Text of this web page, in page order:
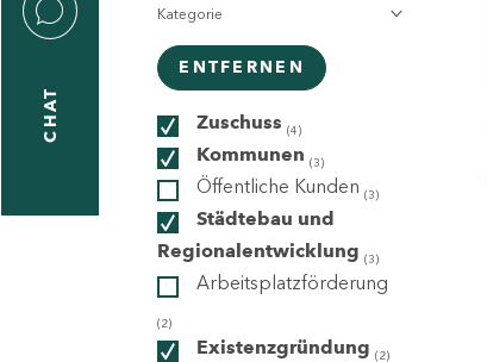
CHAT
Kategorie
ENTFERNEN
Zuschuss (4)
Kommunen (3)
Öffentliche Kunden (3)
Städtebau und
Regionalentwicklung (3)
Arbeitsplatzförderung
(2)
Existenzgründung (2)